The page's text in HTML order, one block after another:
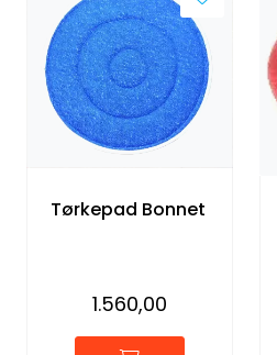
Tørkepad Bonnet
1.560,00